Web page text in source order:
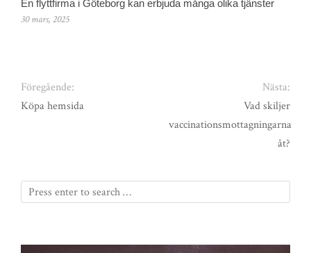
En flyttfirma i Göteborg kan erbjuda många olika tjänster
30 mars, 2025
Föregående:
Köpa hemsida
Nästa:
Vad skiljer
vaccinationsmottagningarna
åt?